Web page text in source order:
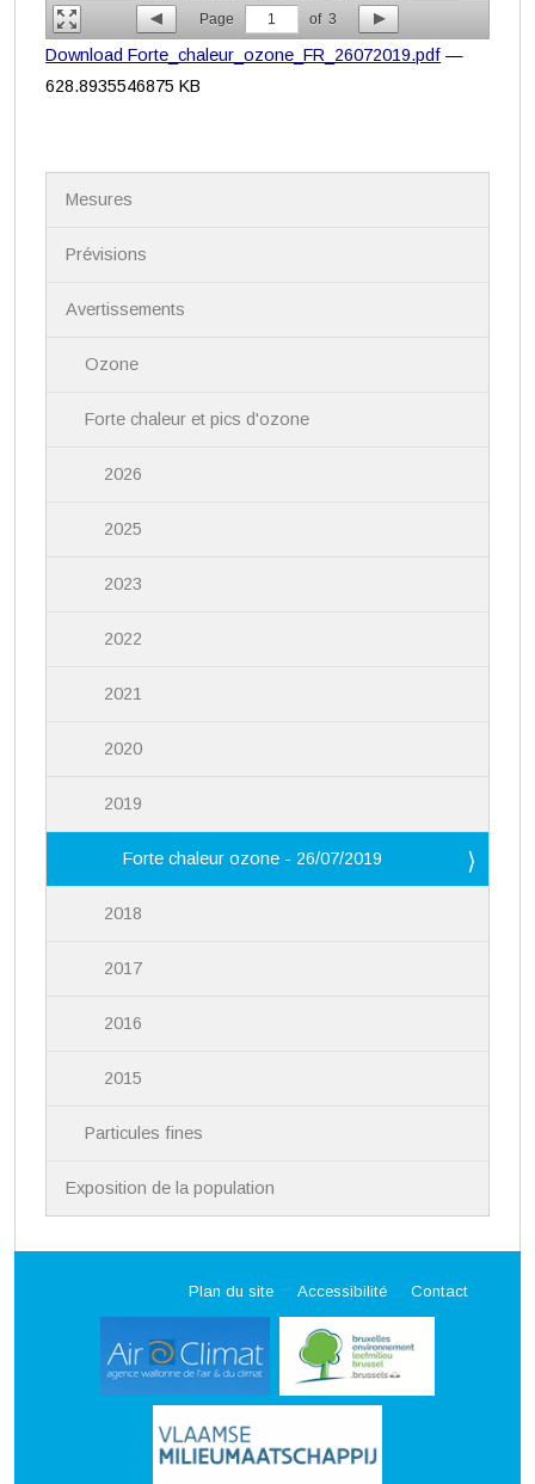
Page 1 of 3
Download Forte_chaleur_ozone_FR_26072019.pdf —
628.8935546875 KB
Mesures
Prévisions
Avertissements
Ozone
Forte chaleur et pics d'ozone
2026
2025
2023
2022
2021
2020
2019
Forte chaleur ozone - 26/07/2019
2018
2017
2016
2015
Particules fines
Exposition de la population
Plan du site Accessibilité Contact